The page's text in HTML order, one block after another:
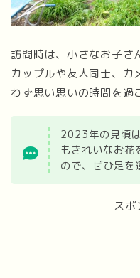
訪問時は、小さなお子さ
カップルや友人同士、カ
わず思い思いの時間を過
2023年の見頃
もきれいなお花
ので、ぜひ足を
スポ